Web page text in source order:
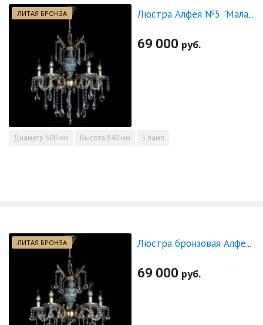
ЛИТАЯ БРОНЗА
69 000 руб.
Диаметр 500 мм Высота 840 мм 5 ламп
ЛИТАЯ БРОНЗА Люстра бронзовая Алфея №5 "Малахит" шар
69 000 руб.